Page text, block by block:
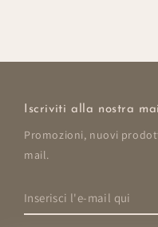
Iscriviti alla nostra
Promozioni, nuovi
mail.
Inserisci
l'e-